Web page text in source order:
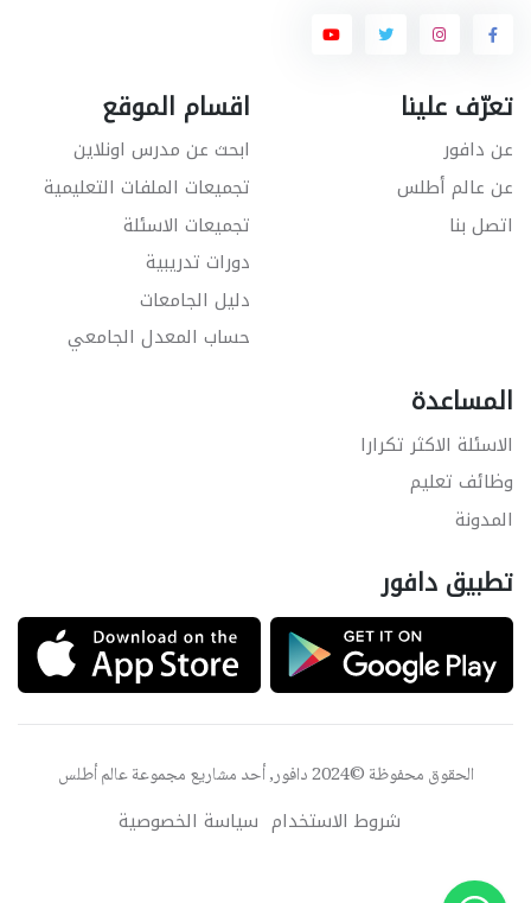
تعرّف علينا
عن دافور
عن عالم أطلس
اتصل بنا
اقسام الموقع
ابحث عن مدرس اونلاين
تجميعات الملفات التعليمية
تجميعات الاسئلة
دورات تدريبية
دليل الجامعات
حساب المعدل الجامعي
المساعدة
الاسئلة الاكثر تكرارا
وظائف تعليم
المدونة
تطبيق دافور
الحقوق محفوظة ©2024 دافور, أحد مشاريع مجموعة عالم أطلس
شروط الاستخدام سياسة الخصوصية